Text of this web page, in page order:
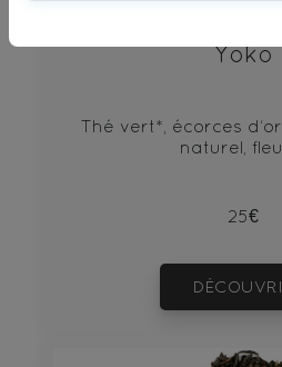
Yoko
Thé vert*, écorces
naturel,
25€